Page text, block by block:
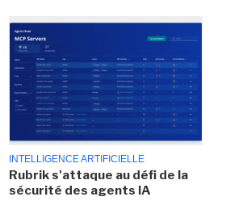
INTELLIGENCE ARTIFICIELLE
Rubrik s'attaque au défi de la
sécurité des agents IA